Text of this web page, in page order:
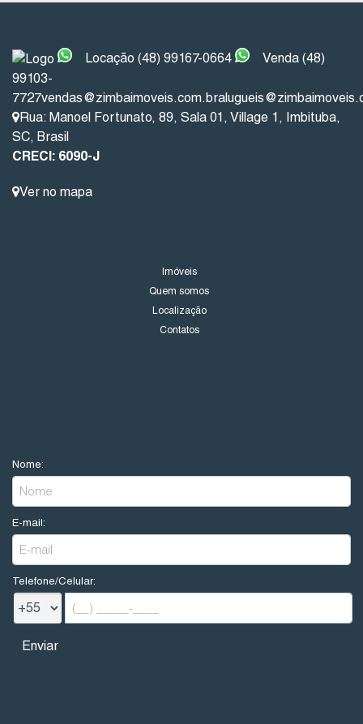
Locação (48) 99167-0664
Venda (48)
99103-
7727vendas@zimbaimoveis.com.br
Rua: Manoel Fortunato, 89, Sala 01, Village 1, Imbituba,
SC, Brasil
CRECI: 6090-J
Ver no mapa
Imóveis
Quem somos
Localização
Contatos
Nome:
E-mail:
Telefone/Celular: